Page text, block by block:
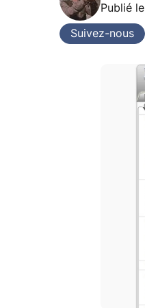
Publié le
Suivez-nous